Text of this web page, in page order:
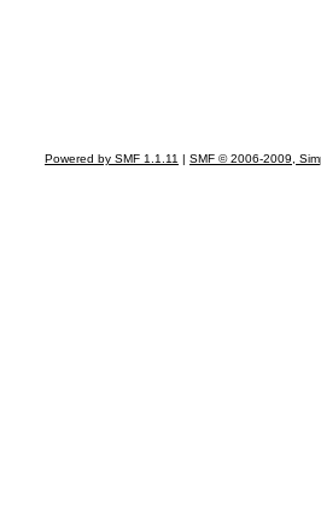
Powered by SMF 1.1.11 | SMF © 2006-2009,